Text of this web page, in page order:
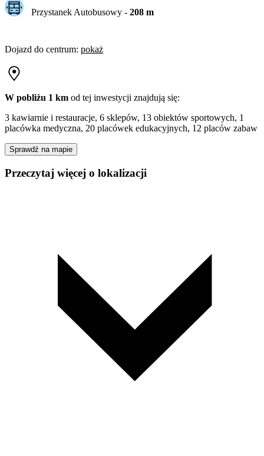
Przystanek Autobusowy - 208m
Dojazd do centrum: pokaż
W pobliżu 1 km od tej inwestycji znajdują się:
3 kawiarnie i restauracje, 6 sklepów, 13 obiektów sportowych, 1
placówka medyczna, 20 placówek edukacyjnych, 12 placów zabaw
Sprawdź na mapie
Przeczytaj więcej o lokalizacji